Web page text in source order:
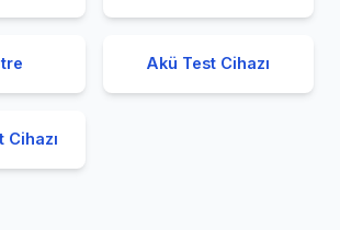
Akü Test Cihazı
Cihazı